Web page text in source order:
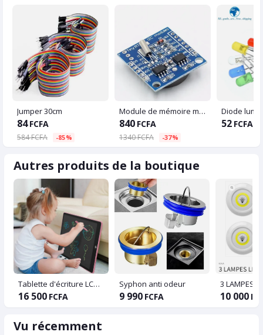
Jumper 30cm
84 FCFA
584 FCFA -85%
Module de mémoire minuscule RTC I2C 24C32 DS1307, horloge RTC sans batterie, Arduino
840 FCFA
1340 FCFA -37%
52 FCFA
Autres produits de la boutique
Tablette d'écriture LCD pour enfants
16 500 FCFA
Syphon anti odeur
9 990 FCFA 10 000
Vu récemment